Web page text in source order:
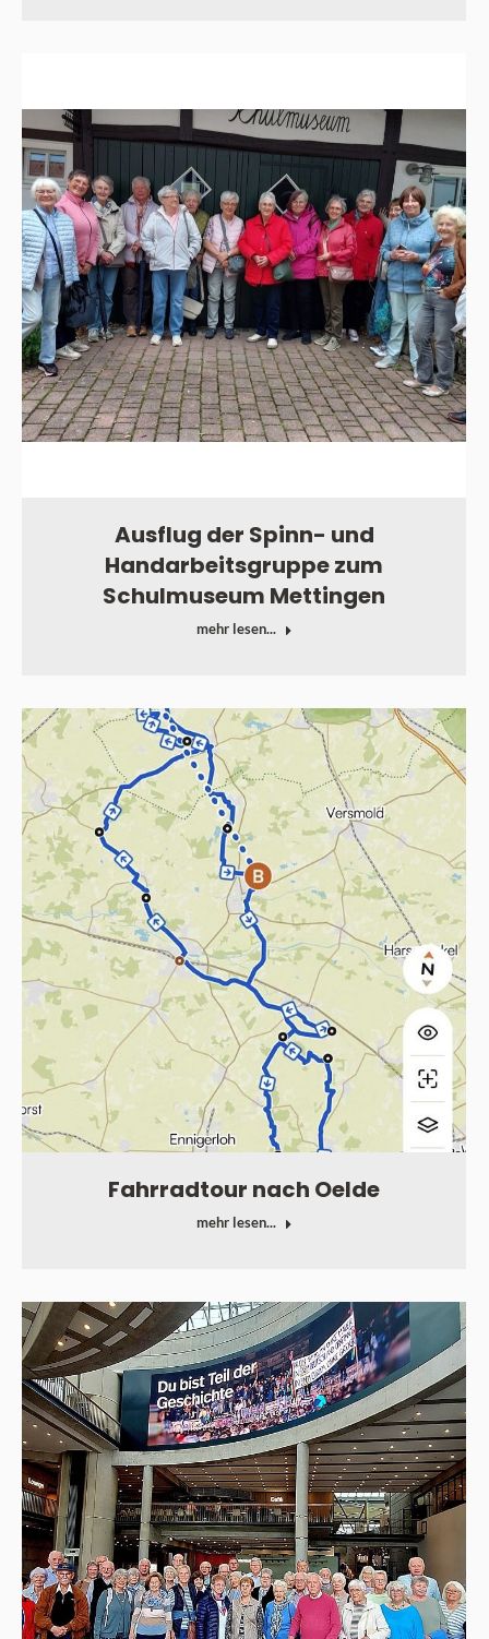
Ausflug der Spinn- und
Handarbeitsgruppe zum
Schulmuseum Mettingen
mehr lesen...
Fahrradtour nach Oelde
mehr lesen...